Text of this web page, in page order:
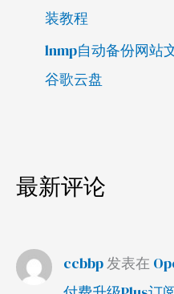
装教程
lnmp自动备份网站
谷歌云盘
最新评论
ccbbp发表在